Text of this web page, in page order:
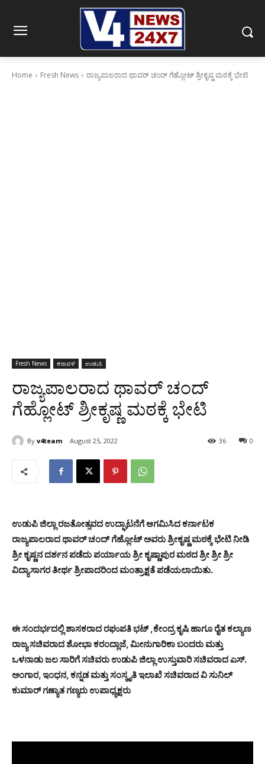
Home Fresh News ರಾಜ್ಯಪಾಲರಾದ ಥಾವರ್ ಚಂದ್ ಗೆಹ್ಲೋಟ್ ಶ್ರೀಕೃಷ್ಣ ಮಠಕ್ಕೆ ಭೇಟಿ
Fresh News ಕರಾವಳಿ ಉಡುಪಿ
ರಾಜ್ಯಪಾಲರಾದ ಥಾವರ್ ಚಂದ್
ಗೆಹ್ಲೋಟ್ ಶ್ರೀಕೃಷ್ಣ ಮಠಕ್ಕೆ ಭೇಟಿ
By v4team August 25, 2022 0
36
ಉಡುಪಿ ಜಿಲ್ಲಾ ರಜತೋತ್ಸವದ ಉದ್ಘಾಟನೆಗೆ ಆಗಮಿಸಿದ ಕರ್ನಾಟಕ
ರಾಜ್ಯಪಾಲರಾದ ಥಾವರ್ ಚಂದ್ ಗೆಹ್ಲೋಟ್ ಅವರು ಶ್ರೀಕೃಷ್ಣ ಮಠಕ್ಕೆ ಭೇಟಿ ನೀಡಿ
ಶ್ರೀ ಕೃಷ್ಣನ ದರ್ಶನ ಪಡೆದು ಪರ್ಯಾಯ ಶ್ರೀ ಕೃಷ್ಣಾಪುರ ಮಠದ ಶ್ರೀ ಶ್ರೀ ಶ್ರೀ
ವಿದ್ಯಾಸಾಗರ ತೀರ್ಥ ಶ್ರೀಪಾದರಿಂದ ಮಂತ್ರಾಕ್ಷತೆ ಪಡೆಯಲಾಯಿತು.
ಈ ಸಂದರ್ಭದಲ್ಲಿ ಶಾಸಕರಾದ ರಘುಪತಿ ಭಟ್ ,ಕೇಂದ್ರ ಕೃಷಿ ಹಾಗೂ ರೈತ ಕಲ್ಯಾಣ
ರಾಜ್ಯ ಸಚಿವರಾದ ಶೋಭಾ ಕರಂದ್ಲಾಜೆ, ಮೀನುಗಾರಿಕಾ ಬಂದರು ಮತ್ತು
ಒಳನಾಡು ಜಲ ಸಾರಿಗೆ ಸಚಿವರು ಉಡುಪಿ ಜಿಲ್ಲಾ ಉಸ್ತುವಾರಿ ಸಚಿವರಾದ ಎಸ್.
ಅಂಗಾರ, ಇಂಧನ, ಕನ್ನಡ ಮತ್ತು ಸಂಸ್ಕೃತಿ ಇಲಾಖೆ ಸಚಿವರಾದ ವಿ ಸುನಿಲ್
ಕುಮಾರ್ ಗಣ್ಯಾತ ಗಣ್ಯರು ಉಪಾಧ್ಯಕ್ಷರು